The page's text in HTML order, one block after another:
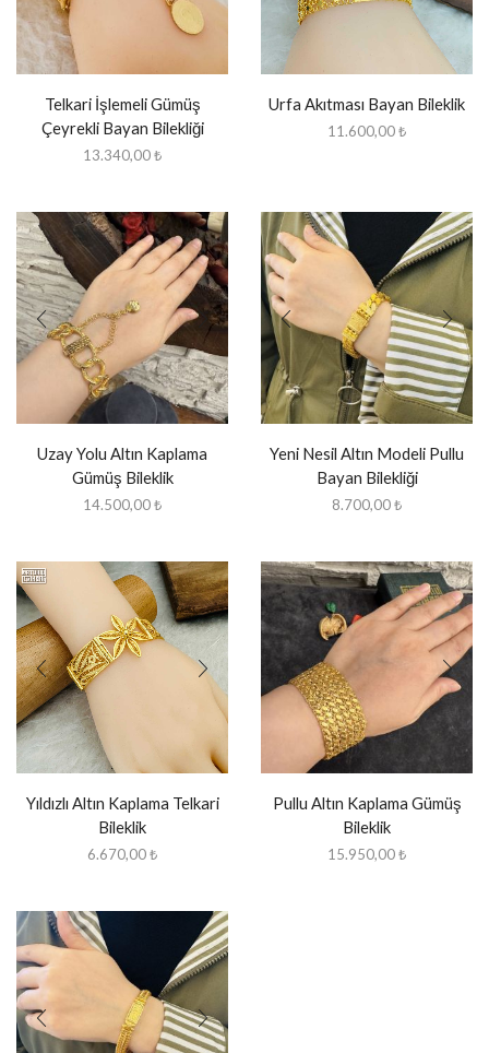
Telkari İşlemeli Gümüş
Çeyrekli Bayan Bilekliği
13.340,00₺
Urfa Akıtması Bayan Bileklik
11.600,00₺
Uzay Yolu Altın Kaplama
Gümüş Bileklik
14.500,00₺
Yeni Nesil Altın Modeli Pullu
Bayan Bilekliği
8.700,00₺
Yıldızlı Altın Kaplama Telkari
Bileklik
6.670,00₺
Pullu Altın Kaplama Gümüş
Bileklik
15.950,00₺